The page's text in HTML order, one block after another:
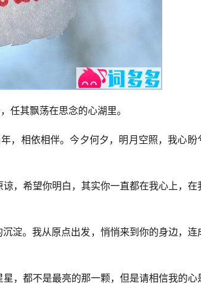
任其飘荡在思念的心湖里。
，相依相伴。今夕何夕，明月空照，我心盼
，希望你明白，其实你一直都在我心上，在
淀。我从原点出发，悄悄来到你的身边，连
，都不是最亮的那一颗，但是请相信我的心